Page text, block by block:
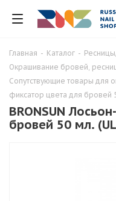
Главная - Каталог -
Окрашивание бровей,
Сопутствующие товары для
фиксатор цвета для бровей
BRONSUN
бровей 50 мл.